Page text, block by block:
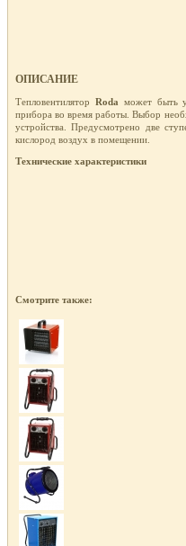
ОПИСАНИЕ
Тепловентилятор Roda может быть
прибора во время работы. Выбор
устройства. Предусмотрено две
кислород воздух в помещении.
Технические характеристики
Смотрите также: